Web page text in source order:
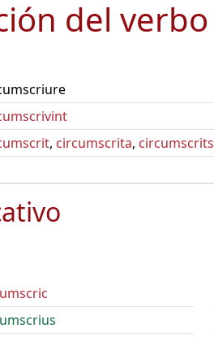
del verbo
, circumscrita, circumscrits